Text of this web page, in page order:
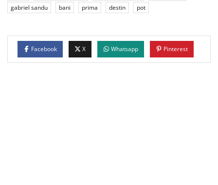
gabriel sandu
bani prima destin pot
Facebook X Whatsapp Pinterest